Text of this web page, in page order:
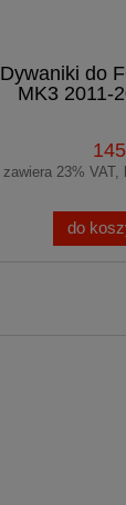
Dywaniki do
MK3 2011-
zawiera 23%
do